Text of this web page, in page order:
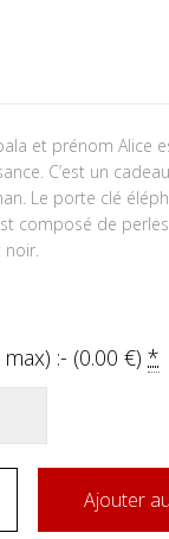
et prénom Alice
C’est un
Le porte clé
composé de perles
noir.
:- (0.00€)*
Ajouter